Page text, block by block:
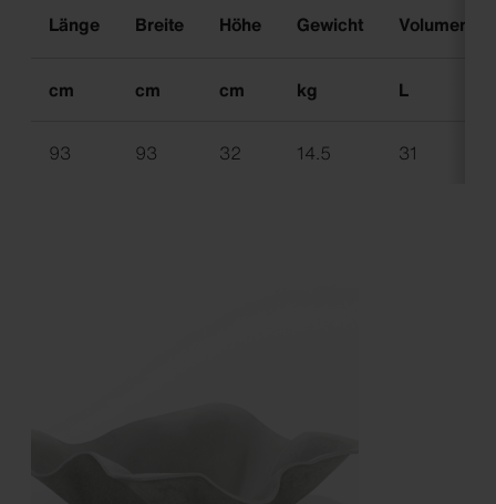
Länge Breite Höhe Gewicht Volumen
cm cm cm kg L
93 93 32 14.5 31